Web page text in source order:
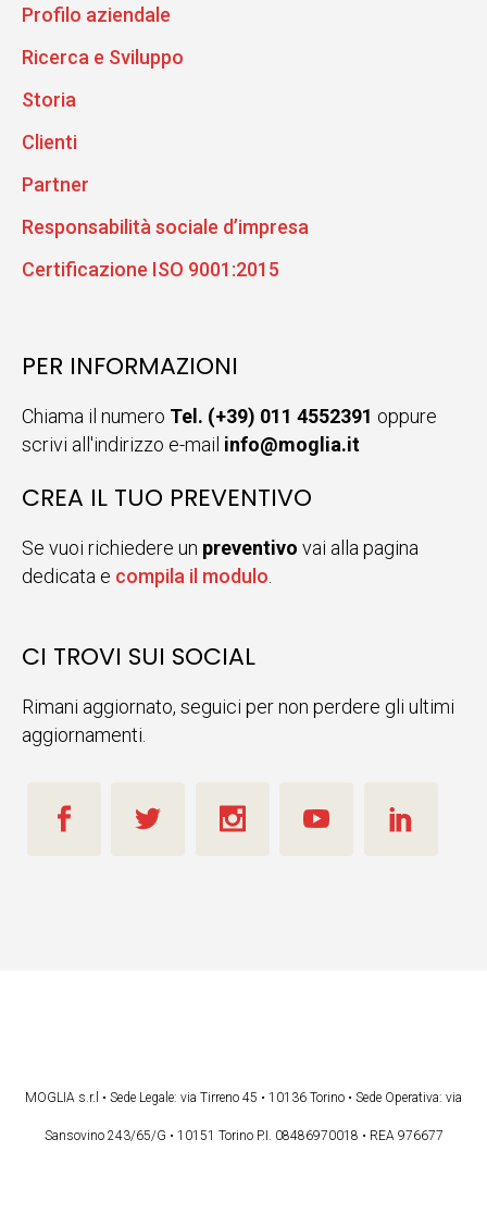
Profilo aziendale
Ricerca e Sviluppo
Storia
Clienti
Partner
Responsabilità sociale d’impresa
Certificazione ISO 9001:2015
PER INFORMAZIONI
Chiama il numero Tel. (+39) 011 4552391 oppure
scrivi all'indirizzo e-mail info@moglia.it
CREA IL TUO PREVENTIVO
Se vuoi richiedere un preventivo vai alla pagina
dedicata e compila il modulo.
CI TROVI SUI SOCIAL
Rimani aggiornato, seguici per non perdere gli ultimi
aggiornamenti.
MOGLIA s.r.l • Sede Legale: via Tirreno 45 • 10136 Torino • Sede Operativa: via
Sansovino 243/65/G • 10151 Torino P.I. 08486970018 • REA 976677